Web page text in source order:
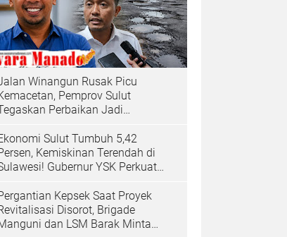
Winangun Rusak Picu
Pemprov Sulut
Perbaikan Jadi
Sulut Tumbuh 5,42
Kemiskinan Terendah di
Gubernur YSK Perkuat
Kepsek Saat Proyek
Disorot, Brigade
dan LSM Barak Minta